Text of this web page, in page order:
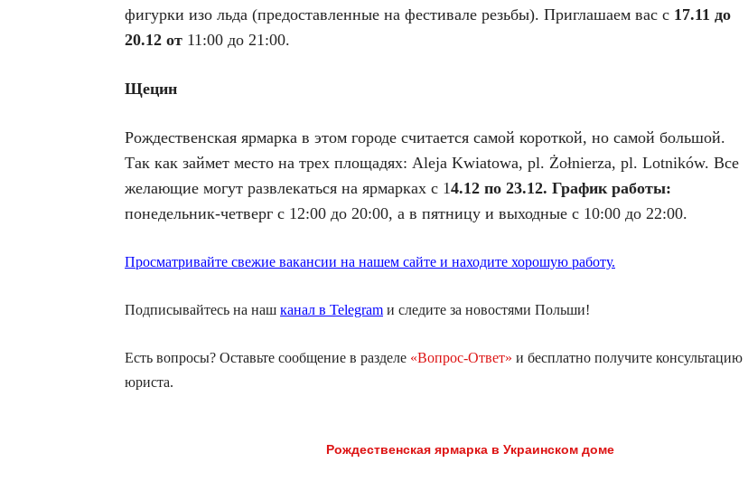
фигурки изо льда (предоставленные на фестивале резьбы). Приглашаем вас с 17.11 до
20.12 от 11:00 до 21:00.
Щецин
Рождественская ярмарка в этом городе считается самой короткой, но самой большой.
Так как займет место на трех площадях: Aleja Kwiatowa, pl. Żołnierza, pl. Lotników. Все
желающие могут развлекаться на ярмарках с 14.12 по 23.12. График работы:
понедельник-четверг с 12:00 до 20:00, а в пятницу и выходные с 10:00 до 22:00.
Просматривайте свежие вакансии на нашем сайте и находите хорошую работу.
Подписывайтесь на наш канал в Telegram и следите за новостями Польши!
Есть вопросы? Оставьте сообщение в разделе «Вопрос-Ответ» и бесплатно получите консультацию
юриста.
Рождественская ярмарка в Украинском доме